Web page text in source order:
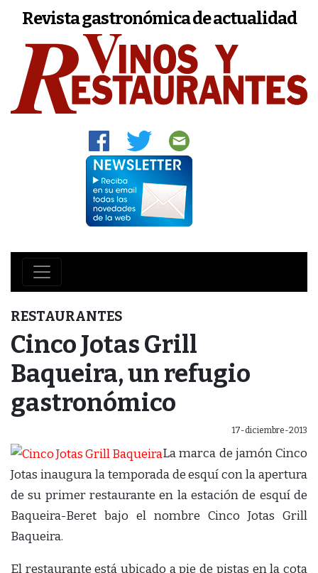
Revista gastronómica de actualidad
RESTAURANTES
Cinco Jotas Grill
Baqueira, un refugio
gastronómico
17-diciembre-2013
La marca de jamón Cinco
Jotas inaugura la temporada de esquí con la apertura
de su primer restaurante en la estación de esquí de
Baqueira-Beret bajo el nombre Cinco Jotas Grill
Baqueira.
El restaurante está ubicado a pie de pistas en la cota